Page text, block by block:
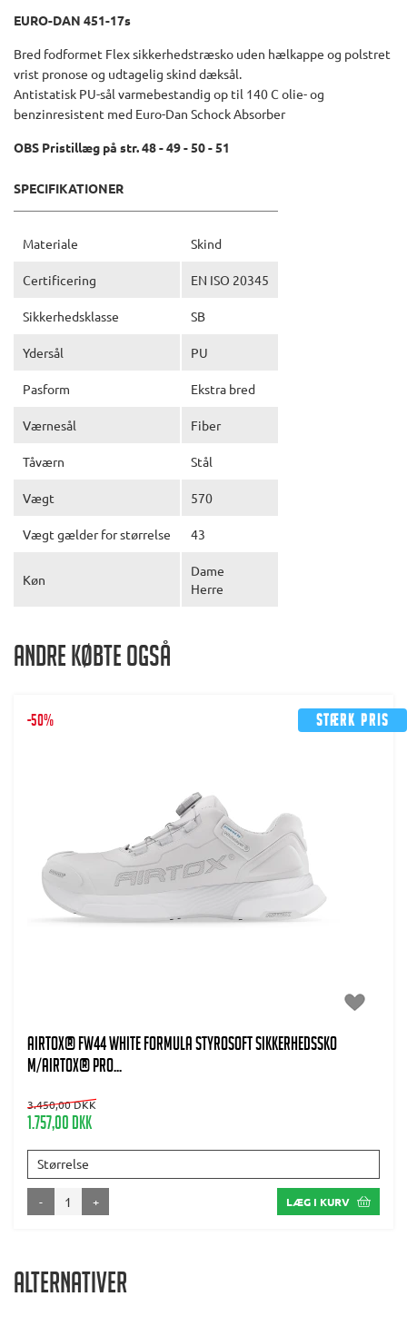
EURO-DAN 451-17s
Bred fodformet Flex sikkerhedstræsko uden hælkappe og polstret
vrist pronose og udtagelig skind dæksål.
Antistatisk PU-sål varmebestandig op til 140 C olie- og
benzinresistent med Euro-Dan Schock Absorber
OBS Pristillæg på str. 48 - 49 - 50 - 51
SPECIFIKATIONER
Materiale Skind
Certificering EN ISO 20345
Sikkerhedsklasse SB
Ydersål PU
Pasform Ekstra bred
Værnesål Fiber
Tåværn Stål
Vægt 570
Vægt gælder for størrelse 43
Køn
Dame
Herre
Andre købte også
Stærk pris
-50%
AIRTOX® FW44 WHITE Formula Styrosoft Sikkerhedssko
m/AIRTOX® PRO...
3.450,00 DKK
1.757,00 DKK
Størrelse
- + LÆG I KURV
Alternativer